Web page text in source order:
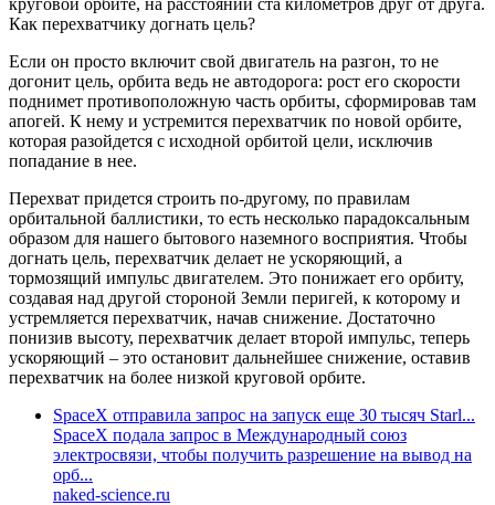
Как перехватчику догнать цель?
Если он просто включит свой двигатель на разгон, то не
догонит цель, орбита ведь не автодорога: рост его скорости
поднимет противоположную часть орбиты, сформировав там
апогей. К нему и устремится перехватчик по новой орбите,
которая разойдется с исходной орбитой цели, исключив
попадание в нее.
Перехват придется строить по-другому, по правилам
орбитальной баллистики, то есть несколько парадоксальным
образом для нашего бытового наземного восприятия. Чтобы
догнать цель, перехватчик делает не ускоряющий, а
тормозящий импульс двигателем. Это понижает его орбиту,
создавая над другой стороной Земли перигей, к которому и
устремляется перехватчик, начав снижение. Достаточно
понизив высоту, перехватчик делает второй импульс, теперь
ускоряющий – это остановит дальнейшее снижение, оставив
перехватчик на более низкой круговой орбите.
SpaceX отправила запрос на запуск еще 30 тысяч Starl...
SpaceX подала запрос в Международный союз
электросвязи, чтобы получить разрешение на вывод на
орб...
naked-science.ru